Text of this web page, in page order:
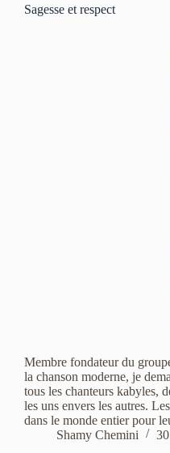
Sagesse et respect
Membre fondateur du
la chanson moderne, je
tous les chanteurs kabyles,
les uns envers les autres.
dans le monde entier pour
Shamy Chemini